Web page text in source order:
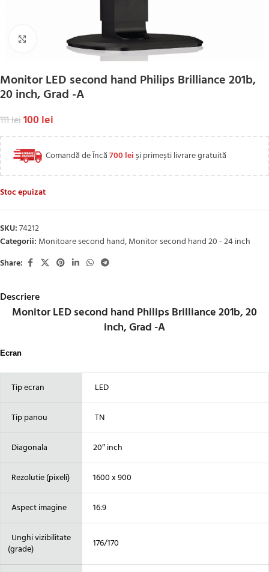
Click to enlarge
Monitor LED second hand Philips Brilliance 201b,
20 inch, Grad -A
111lei100lei
Comandă de Încă700 leiși primești livrare gratuită
Stoc epuizat
SKU:74212
Categorii: Monitoare second hand,Monitor second hand 20 - 24 inch
Share:
Descriere
Monitor LED second hand Philips Brilliance 201b, 20
inch, Grad -A
Ecran
Tip ecran LED
Tip panou TN
Diagonala 20″ inch
Rezolutie (pixeli) 1600 x 900
Aspect imagine 16:9
Unghi vizibilitate
(grade)
176/170